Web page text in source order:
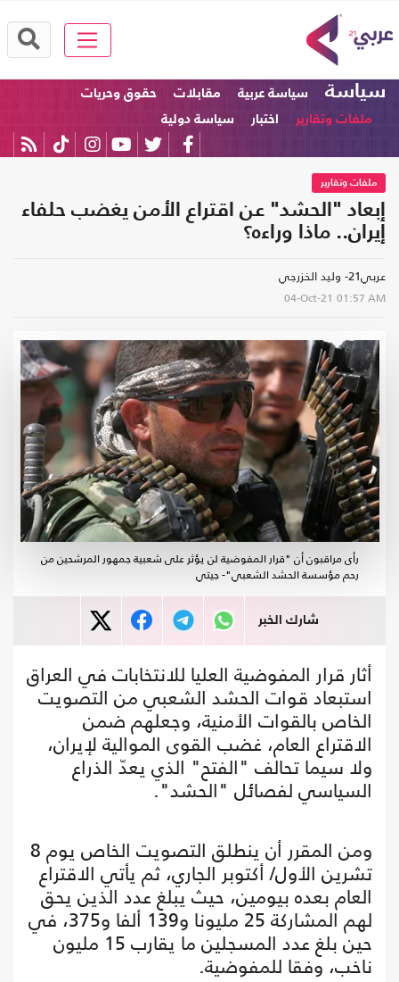
سياسة سياسة عربية مقابلات
حقوق وحريات
ملفات وتقارير
اختبار سياسة دولية
ملفات وتقارير
إبعاد "الحشد" عن اقتراع الأمن يغضب حلفاء
إيران.. ماذا وراءه؟
عربي21- وليد الخزرجي
04-Oct-21 01:57 AM
رأى مراقبون أن "قرار المفوضية لن يؤثر على شعبية جمهور المرشحين من
رحم مؤسسة الحشد الشعبي"- جيتي
شارك الخبر
أثار قرار المفوضية العليا للانتخابات في العراق
استبعاد قوات الحشد الشعبي من التصويت
الخاص بالقوات الأمنية، وجعلهم ضمن
الاقتراع العام، غضب القوى الموالية لإيران،
ولا سيما تحالف "الفتح" الذي يعدّ الذراع
السياسي لفصائل "الحشد".
ومن المقرر أن ينطلق التصويت الخاص يوم 8
تشرين الأول/ أكتوبر الجاري، ثم يأتي الاقتراع
العام بعده بيومين، حيث يبلغ عدد الذين يحق
لهم المشاركة 25 مليونا و139 ألفا و375، في
حين بلغ عدد المسجلين ما يقارب 15 مليون
ناخب، وفقا للمفوضية.